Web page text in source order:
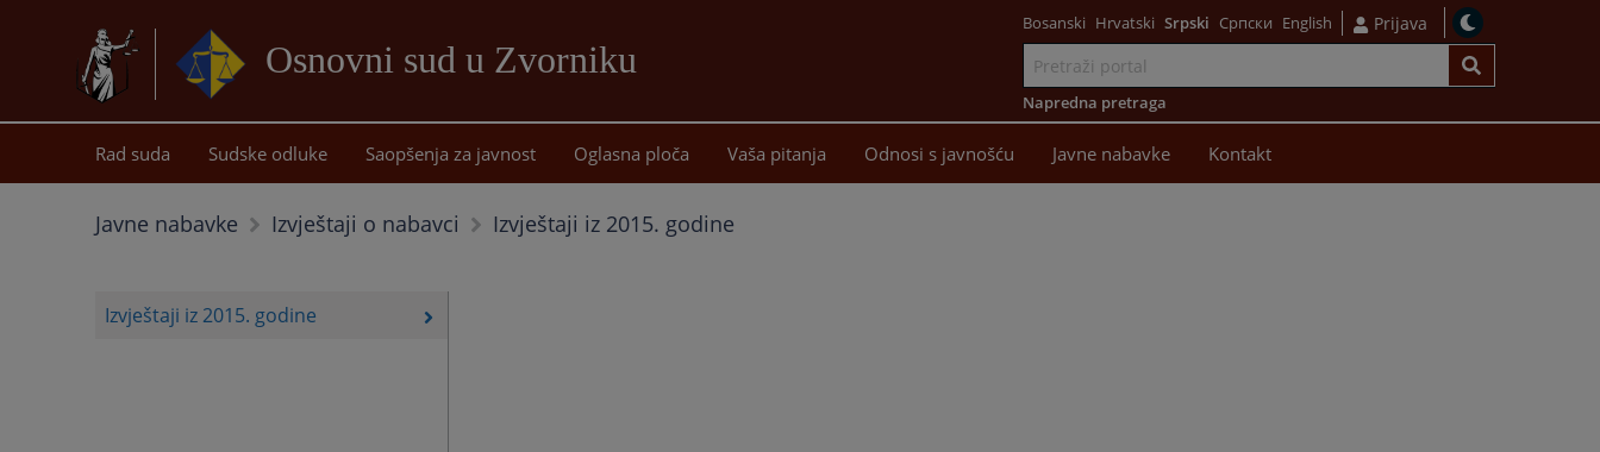
Osnovni sud u Zvorniku
sadržaj
Bosanski Hrvatski Srpski Српски English Prijava
Napredna pretraga
Rad suda Sudske odluke Saopšenja za javnost Oglasna ploča Vaša pitanja Odnosi s javnošću Javne nabavke Kontakt
Javne nabavke Izvještaji o nabavci Izvještaji iz 2015. godine
Izvještaji iz 2015. godine